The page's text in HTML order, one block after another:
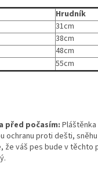
Hrudník
31cm
38cm
48cm
55cm
před počasím:
ochranu proti dešti,
že váš pes bude v těchto